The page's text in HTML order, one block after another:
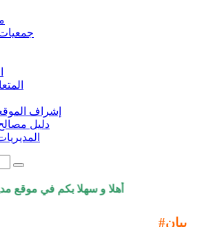
إشراف
دليل
أهلا و سهلا بكم في موقع مديرية
#بيان